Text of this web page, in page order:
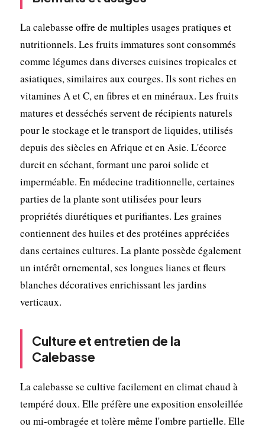
La calebasse offre de multiples usages pratiques et
nutritionnels. Les fruits immatures sont consommés
comme légumes dans diverses cuisines tropicales et
asiatiques, similaires aux courges. Ils sont riches en
vitamines A et C, en fibres et en minéraux. Les fruits
matures et desséchés servent de récipients naturels
pour le stockage et le transport de liquides, utilisés
depuis des siècles en Afrique et en Asie. L'écorce
durcit en séchant, formant une paroi solide et
imperméable. En médecine traditionnelle, certaines
parties de la plante sont utilisées pour leurs
propriétés diurétiques et purifiantes. Les graines
contiennent des huiles et des protéines appréciées
dans certaines cultures. La plante possède également
un intérêt ornemental, ses longues lianes et fleurs
blanches décoratives enrichissant les jardins
verticaux.
Culture et entretien de la
Calebasse
La calebasse se cultive facilement en climat chaud à
tempéré doux. Elle préfère une exposition ensoleillée
ou mi-ombragée et tolère même l'ombre partielle. Elle